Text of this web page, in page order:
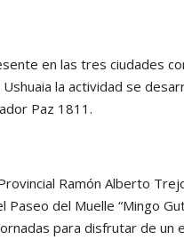
en las tres ciudades
la actividad se
Paz 1811.
Ramón Alberto
del Muelle “Mingo
para disfrutar de un